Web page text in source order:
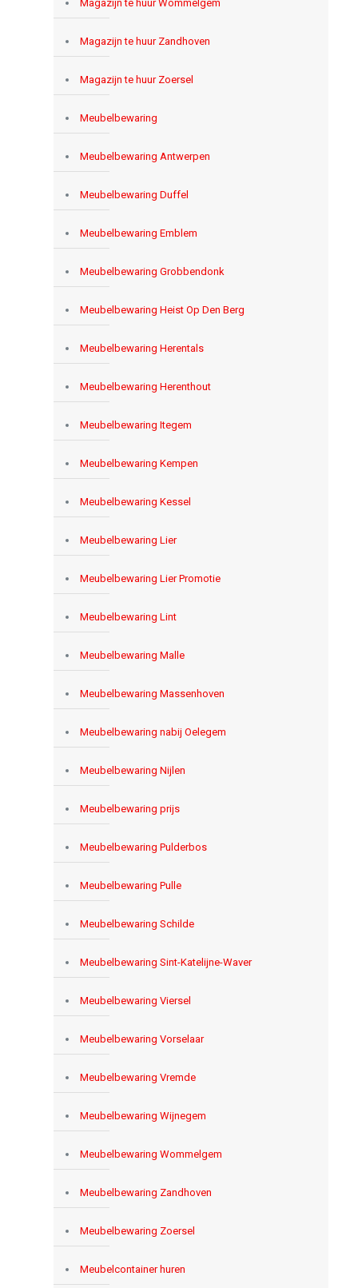
Magazijn te huur Wommelgem
Magazijn te huur Zandhoven
Magazijn te huur Zoersel
Meubelbewaring
Meubelbewaring Antwerpen
Meubelbewaring Duffel
Meubelbewaring Emblem
Meubelbewaring Grobbendonk
Meubelbewaring Heist Op Den Berg
Meubelbewaring Herentals
Meubelbewaring Herenthout
Meubelbewaring Itegem
Meubelbewaring Kempen
Meubelbewaring Kessel
Meubelbewaring Lier
Meubelbewaring Lier Promotie
Meubelbewaring Lint
Meubelbewaring Malle
Meubelbewaring Massenhoven
Meubelbewaring nabij Oelegem
Meubelbewaring Nijlen
Meubelbewaring prijs
Meubelbewaring Pulderbos
Meubelbewaring Pulle
Meubelbewaring Schilde
Meubelbewaring Sint-Katelijne-Waver
Meubelbewaring Viersel
Meubelbewaring Vorselaar
Meubelbewaring Vremde
Meubelbewaring Wijnegem
Meubelbewaring Wommelgem
Meubelbewaring Zandhoven
Meubelbewaring Zoersel
Meubelcontainer huren